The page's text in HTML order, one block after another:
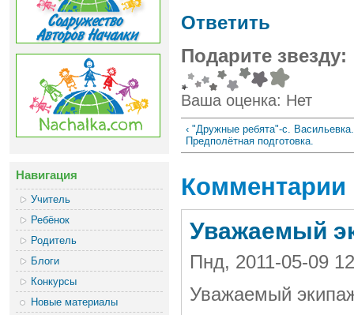
Навигация
Учитель
Ребёнок
Родитель
Блоги
Конкурсы
Новые материалы
Ответить
Подарите звезду:
Ваша оценка: Нет
‹ "Дружные ребята"-с.
Предполётная подготовка.
Комментарии
Уважаемый
Пнд, 2011-05-09
Уважаемый